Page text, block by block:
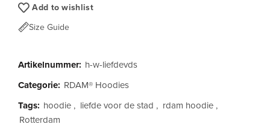
Add to wishlist
Size Guide
Artikelnummer: h-w-liefdevds
Categorie: RDAM® Hoodies
Tags: hoodie , liefde voor de stad , rdam hoodie ,
Rotterdam